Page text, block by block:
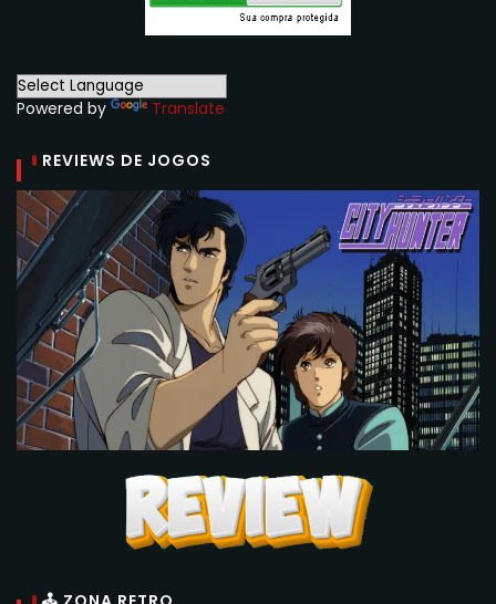
Powered by Translate
REVIEWS DE JOGOS